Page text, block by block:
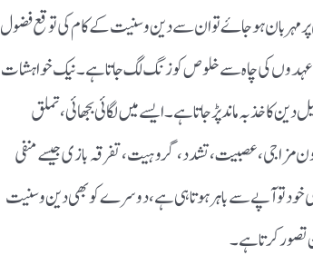
مہربان ہو جاۓ تو ان سے دین و سنیت کے کام کی توقع فضول
کی چاہ سے خلوص کو زنگ لگ جاتا ہے۔نیک خواہشات
کا خذبہ ماند پڑ جاتا ہے۔ایسے میں لگائی بجھائی، تملق
مزاجی، عصبیت، تشدد، گروہیت،تفرقہ بازی جیسے منفی
خود تو آپے سے باہر ہوتا ہی ہے، دوسرے کو بھی دین و سنیت
تصور کرتا ہے۔